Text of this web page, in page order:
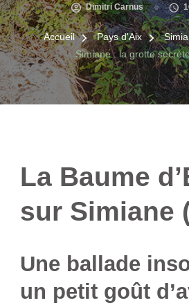
Dimitri Carnus
Accueil Pays d'Aix
Simiane : la grotte
La Baume
sur Simiane
Une ballade
un petit goût